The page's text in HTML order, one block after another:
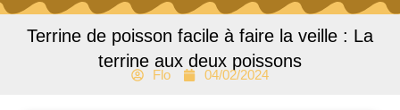
Terrine de poisson facile à faire la veille : La
terrine aux deux poissons
Flo 04/02/2024